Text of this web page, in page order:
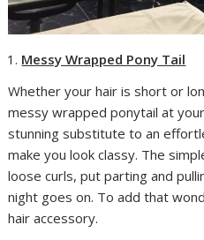
Messy Wrapped Pony Tail
Whether your hair is short or
messy wrapped ponytail at
stunning substitute to an
make you look classy. The
loose curls, put parting and
night goes on. To add that
hair accessory.